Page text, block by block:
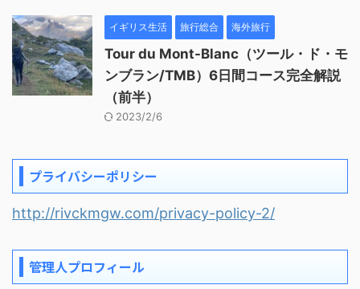
イギリス生活 旅行総合 海外旅行
Tour du Mont-Blanc（ツール・ド・モ
ンブラン/TMB）6日間コース完全解説
（前半）
2023/2/6
プライバシーポリシー
http://rivckmgw.com/privacy-policy-2/
管理人プロフィール